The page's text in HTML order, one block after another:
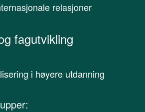
relasjoner
fagutvikling
i høyere utdanning